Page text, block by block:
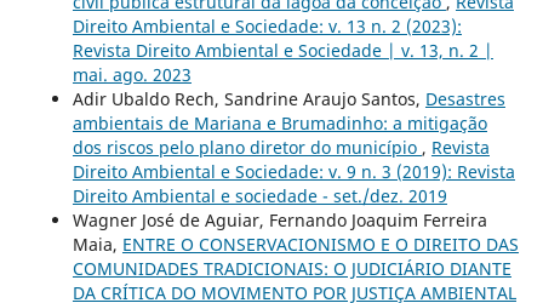
Direito Ambiental e Sociedade: v. 13 n. 2 (2023):
Revista Direito Ambiental e Sociedade | v. 13, n. 2 |
mai. ago. 2023
Adir Ubaldo Rech, Sandrine Araujo Santos, Desastres
ambientais de Mariana e Brumadinho: a mitigação
dos riscos pelo plano diretor do município , Revista
Direito Ambiental e Sociedade: v. 9 n. 3 (2019): Revista
Direito Ambiental e sociedade - set./dez. 2019
Wagner José de Aguiar, Fernando Joaquim Ferreira
Maia, ENTRE O CONSERVACIONISMO E O DIREITO DAS
COMUNIDADES TRADICIONAIS: O JUDICIÁRIO DIANTE
DA CRÍTICA DO MOVIMENTO POR JUSTIÇA AMBIENTAL